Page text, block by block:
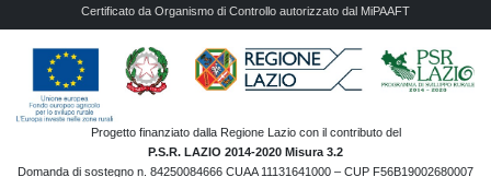
Certificato da Organismo di Controllo autorizzato dal MiPAAFT
Progetto finanziato dalla Regione Lazio con il contributo del
P.S.R. LAZIO 2014-2020 Misura 3.2
Domanda di sostegno n. 84250084666 CUAA 11131641000 – CUP F56B19002680007